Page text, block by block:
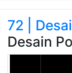
Transaksi
Tagihan
72 |
Desain